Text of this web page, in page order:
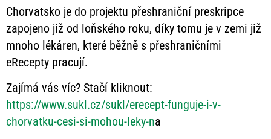
Chorvatsko je do projektu přeshraniční preskripce
zapojeno již od loňského roku, díky tomu je v zemi již
mnoho lékáren, které běžně s přeshraničními
eRecepty pracují.
Zajímá vás víc? Stačí kliknout:
https://www.sukl.cz/sukl/erecept-funguje-i-v-
chorvatku-cesi-si-mohou-leky-na